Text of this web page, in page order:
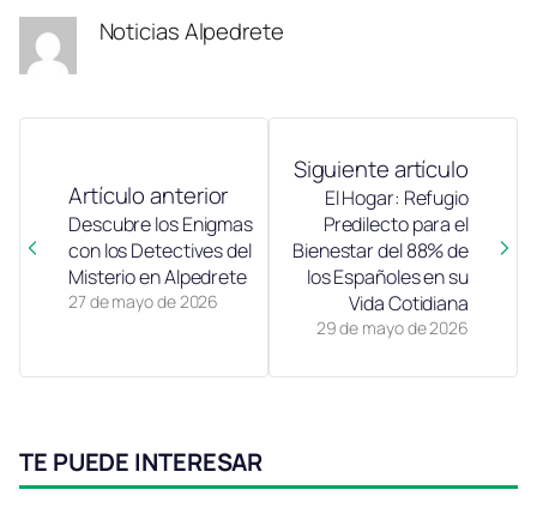
Noticias Alpedrete
Artículo anterior
27 de mayo de 2026
Descubre los Enigmas
con los Detectives del
Misterio en Alpedrete
Siguiente artículo
29 de mayo de 2026
El Hogar: Refugio
Predilecto para el
Bienestar del 88% de
los Españoles en su
Vida Cotidiana
TE PUEDE INTERESAR